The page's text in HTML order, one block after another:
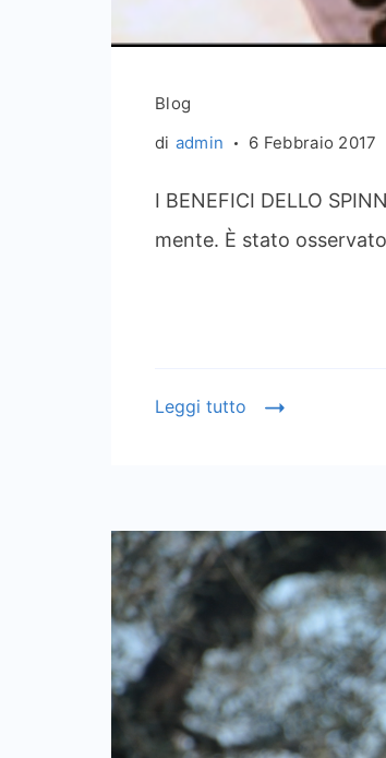
Blog
di admin 6 Febbraio 2017
I BENEFICI DELLO
mente. È stato
Leggi tutto